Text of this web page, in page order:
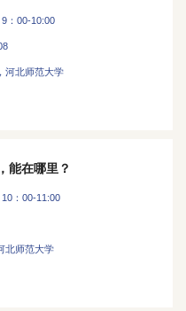
：00-10:00
河北师范大学
能在哪里？
：00-11:00
北师范大学